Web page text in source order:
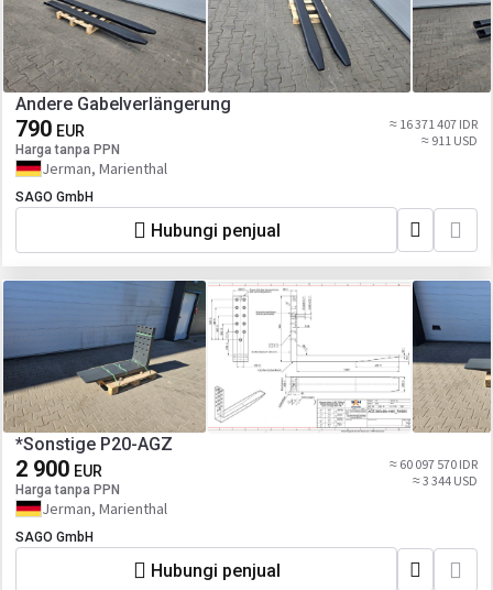
Andere Gabelverlängerung
790 EUR
Harga tanpa PPN
≈ 16 371 407 IDR
≈ 911 USD
Jerman, Marienthal
SAGO GmbH
Hubungi penjual
*Sonstige P20-AGZ
2 900 EUR
Harga tanpa PPN
≈ 60 097 570 IDR
≈ 3 344 USD
Jerman, Marienthal
SAGO GmbH
Hubungi penjual